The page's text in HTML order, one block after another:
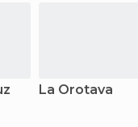
La Orotava